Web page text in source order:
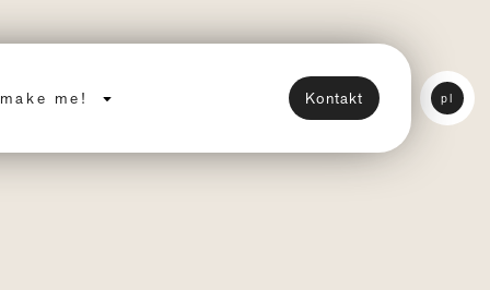
make me! Kontakt pl
05/2023 14:00 – 16:00 Zone: online